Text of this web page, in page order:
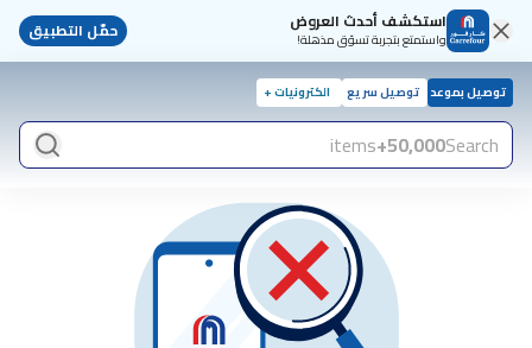
استكشف أحدث العروض
واستمتع بتجربة تسوّق مذهلة! حمّل التطبيق
توصيل بموعد توصيل سريع الكترونيات +
Search
50,000+
items